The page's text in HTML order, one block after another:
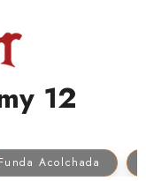
12
Funda Acolchada